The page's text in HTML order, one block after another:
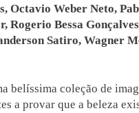
Octavio Weber Neto,
Rogerio Bessa
Satiro, Wagner
belíssima coleção de
a provar que a beleza